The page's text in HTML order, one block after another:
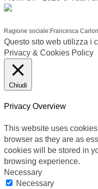
Ragione sociale:Francesca
Questo sito web utilizza i
Privacy & Cookies Policy
Chiudi
Privacy Overview
This website uses
browser as they are as
cookies will be stored in
browsing experience.
Necessary
Necessary